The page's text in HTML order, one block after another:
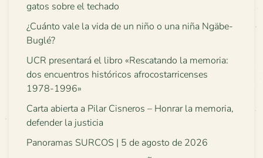
gatos sobre el techado
¿Cuánto vale la vida de un niño o una niña Ngäbe-
Buglé?
UCR presentará el libro «Rescatando la memoria:
dos encuentros históricos afrocostarricenses
1978-1996»
Carta abierta a Pilar Cisneros – Honrar la memoria,
defender la justicia
Panoramas SURCOS | 5 de agosto de 2026